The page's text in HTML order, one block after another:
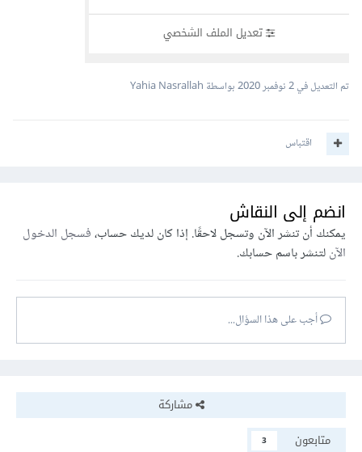
تم التعديل في2 نوفمبر 2020 بواسطة Yahia Nasrallah
اقتباس
انضم إلى النقاش
يمكنك أن تنشر الآن وتسجل لاحقًا. إذا كان لديك حساب،فسجل الدخول
الآنلتنشر باسم حسابك.
أجب على هذا السؤال...
مشاركة
متابعون
3